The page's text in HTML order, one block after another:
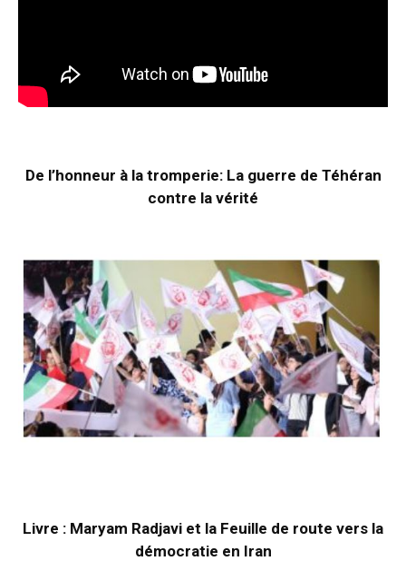
De l’honneur à la tromperie: La guerre de Téhéran
contre la vérité
Livre : Maryam Radjavi et la Feuille de route vers la
démocratie en Iran